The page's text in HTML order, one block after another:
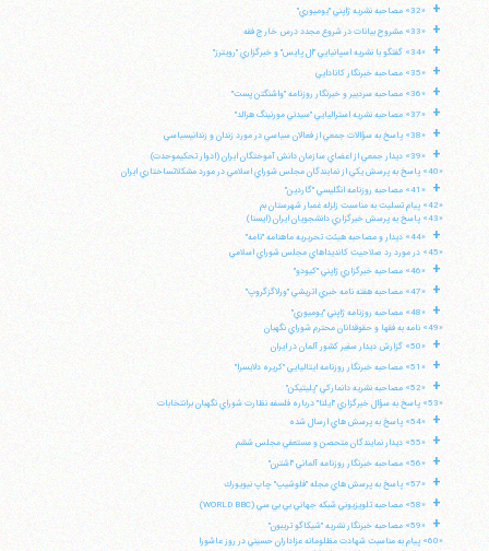
+ «32» مصاحبه نشريه ژاپني "يوميوري"
+ «33» مشروح بيانات در شروع مجدد درس خارج فقه
+ «34» گفتگو با نشريه اسپانيايي "ال پايس" و خبرگزاري "رويترز"
+ «35» مصاحبه خبرنگار كانادايي
+ «36» مصاحبه سردبير و خبرنگار روزنامه "واشنگتن پست"
+ «37» مصاحبه نشريه استراليايي "سيدني مورنينگ هرالد"
+ «38» پاسخ به سؤالات جمعي از فعالان سياسي در مورد زندان و زندانيسياسي
+
«39» ديدار جمعي از اعضاي سازمان دانش آموختگان ايران (ادوار تحكيموحدت)
«40» پاسخ به پرسش يكي از نمايندگان مجلس شوراي اسلامي در مورد مشكلاتساختاري ايران
+
«41» مصاحبه روزنامه انگليسي "گاردين"
«42» پيام تسليت به مناسبت زلزله غمبار شهرستان بم
«43» پاسخ به پرسش خبرگزاري دانشجويان ايران (ايسنا)
+
«44» ديدار و مصاحبه هيئت تحريريه ماهنامه "نامه"
«45» در مورد رد صلاحيت كانديداهاي مجلس شوراي اسلامي
+ «46» مصاحبه خبرگزاري ژاپني "كيودو"
+ «47» مصاحبه هفته نامه خبري اتريشي "ورلاگزگروپ"
+
«48» مصاحبه روزنامه ژاپني "يوميوري"
«49» نامه به فقها و حقوقدانان محترم شوراي نگهبان
+ «50» گزارش ديدار سفير كشور آلمان در ايران
+ «51» مصاحبه خبرنگار روزنامه ايتاليايي "كريره دلايسرا"
+
«52» مصاحبه نشريه دانماركي "پليتيكن"
«53» پاسخ به سؤال خبرگزاري "ايلنا" درباره فلسفه نظارت شوراي نگهبان برانتخابات
+ «54» پاسخ به پرسش هاي ارسال شده
+ «55» ديدار نمايندگان متحصن و مستعفي مجلس ششم
+ «56» مصاحبه خبرنگار روزنامه آلماني "اشترن"
+ «57» پاسخ به پرسش هاي مجله "فلوشيپ" چاپ نيويورك
+ «58» مصاحبه تلويزيوني شبكه جهاني بي بي سي (WORLD BBC)
+
«59» مصاحبه خبرنگار نشريه "شيكاگو تريبون"
«60» پيام به مناسبت شهادت مظلومانه عزاداران حسيني در روز عاشورا
وب سایت رسمی آیت‌الله منتظری
ایران ، ، میدان مصلّی، بلوار شهید محمّد منتظری، كوچه
شماره ٨
کد پستی: 3713744381
تلفن 37740011-25-98+ تا 14
فکس37740015-25-98+